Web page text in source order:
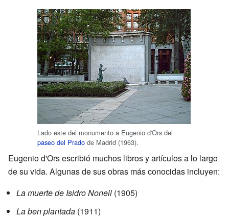
Lado este del monumento a Eugenio d'Ors del
paseo del Prado de Madrid (1963).
Eugenio d'Ors escribió muchos libros y artículos a lo largo
de su vida. Algunas de sus obras más conocidas incluyen:
La muerte de Isidro Nonell (1905)
La ben plantada (1911)